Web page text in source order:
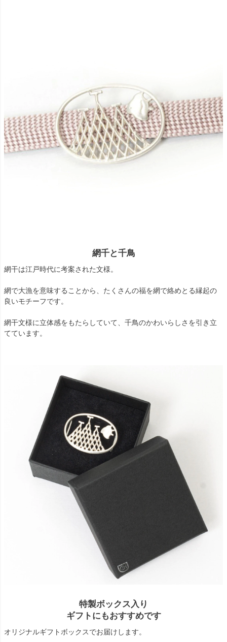
網千と千鳥
網干は江戸時代に考案された文様。
網で大漁を意味することから、たくさんの福を網で絡めとる縁起の
良いモチーフです。
網干文様に立体感をもたらしていて、千鳥のかわいらしさを引き立
てています。
特製ボックス入り
ギフトにもおすすめです
オリジナルギフトボックスでお届けします。